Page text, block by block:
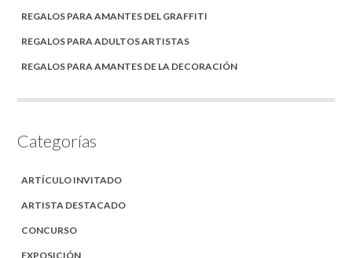
REGALOS PARA AMANTES DEL GRAFFITI
REGALOS PARA ADULTOS ARTISTAS
REGALOS PARA AMANTES DE LA DECORACIÓN
Categorías
ARTÍCULO INVITADO
ARTISTA DESTACADO
CONCURSO
EXPOSICIÓN